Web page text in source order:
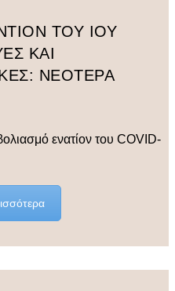
ΤΟΥ ΙΟΥ
ΚΑΙ
ΝΕΟΤΕΡΑ
ενατίον του COVID-